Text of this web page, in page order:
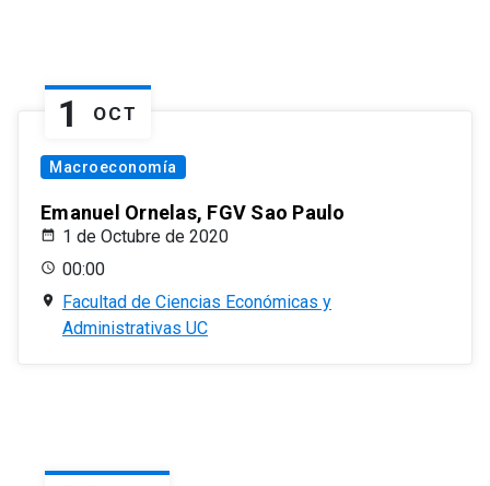
1 OCT
Macroeconomía
Emanuel Ornelas, FGV Sao Paulo
1 de Octubre de 2020
00:00
Facultad de Ciencias Económicas y
Administrativas UC